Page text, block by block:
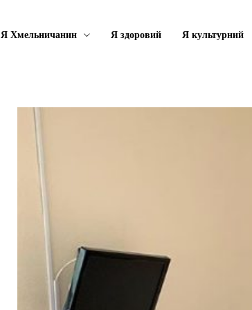
Я Хмельничанин Я здоровий Я культурний